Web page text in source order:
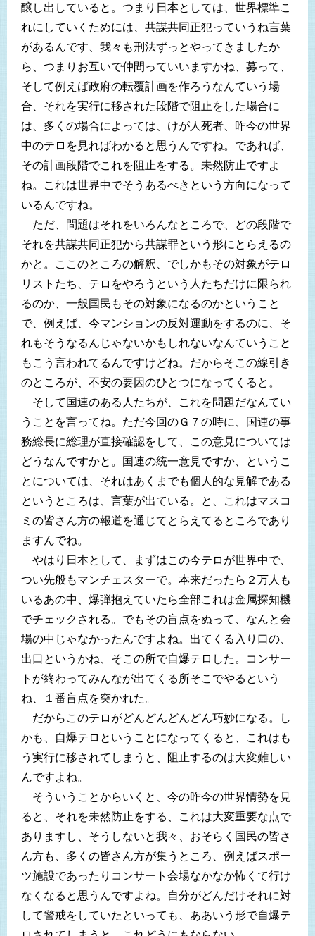
醸し出していると。つまり日本としては、世界標準こ
れにしていくためには、共謀共同正犯っていうね言葉
があるんです、我々も刑法ずっとやってきましたか
ら、つまりお互いで仲間っていいますかね、募って、
そして例えば政府の転覆計画を作ろうなんていう場
合、それを実行に移された段階で阻止をした場合に
は、多くの場合によっては、けが人死者、昨今の世界
中のテロを見ればわかると思うんですね。であれば、
その計画段階でこれを阻止をする。未然防止ですよ
ね。これは世界中でそうあるべきという方向になって
いるんですね。
ただ、問題はそれをいろんなところで、どの段階で
それを共謀共同正犯から共謀罪という形にとらえるの
かと。ここのところの解釈、でしかもその対象がテロ
リストたち、テロをやろうという人たちだけに限られ
るのか、一般国民もその対象になるのかということ
で、例えば、今マンションの反対運動をするのに、そ
れもそうなるんじゃないかもしれないなんていうこと
もこう言われてるんですけどね。だからそこの線引き
のところが、不安の要因のひとつになってくると。
そして国連のある人たちが、これを問題だなんてい
うことを言ってね。ただ今回のＧ７の時に、国連の事
務総長に総理が直接確認をして、この意見については
どうなんですかと。国連の統一意見ですか、というこ
とについては、それはあくまでも個人的な見解である
というところは、言葉が出ている。と、これはマスコ
ミの皆さん方の報道を通じてとらえてるところであり
ますんでね。
やはり日本として、まずはこの今テロが世界中で、
つい先般もマンチェスターで。本来だったら２万人も
いるあの中、爆弾抱えていたら全部これは金属探知機
でチェックされる。でもその盲点をぬって、なんと会
場の中じゃなかったんですよね。出てくる入り口の、
出口というかね、そこの所で自爆テロした。コンサー
トが終わってみんなが出てくる所そこでやるという
ね、１番盲点を突かれた。
だからこのテロがどんどんどんどん巧妙になる。し
かも、自爆テロということになってくると、これはも
う実行に移されてしまうと、阻止するのは大変難しい
んですよね。
そういうことからいくと、今の昨今の世界情勢を見
ると、それを未然防止をする、これは大変重要な点で
ありますし、そうしないと我々、おそらく国民の皆さ
ん方も、多くの皆さん方が集うところ、例えばスポー
ツ施設であったりコンサート会場なかなか怖くて行け
なくなると思うんですよね。自分がどんだけそれに対
して警戒をしていたといっても、ああいう形で自爆テ